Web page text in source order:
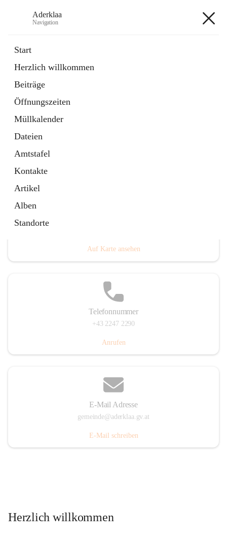
Aderklaa
Navigation
Start
Herzlich willkommen
Beiträge
Öffnungszeiten
Müllkalender
Dateien
Amtstafel
Kontakte
Artikel
Alben
Standorte
6 Schnellzugriffe
Gemeinde
3 Schnellzugriffe
Auf Karte ansehen
Telefonnummer
+43 2247 2290
Anrufen
E-Mail Adresse
gemeinde@aderklaa.gv.at
E-Mail schreiben
Herzlich willkommen